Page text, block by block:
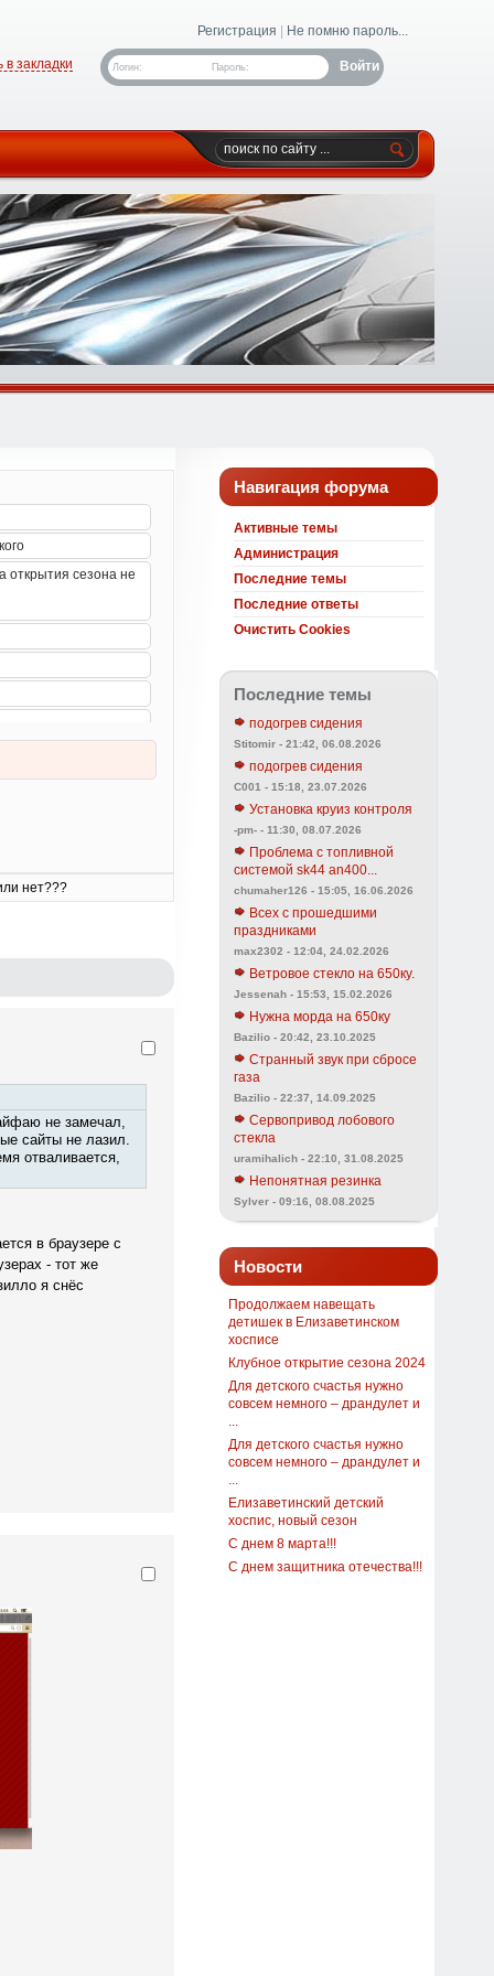
Регистрация Не помню пароль...
Логин: Пароль:
в закладки
нет???
не замечал,
сайты не лазил.
отваливается,
в браузере с
- тот же
я снёс
Навигация форума
Активные темы
Администрация
Последние темы
Последние ответы
Очистить Cookies
Последние темы
подогрев сидения
Stitomir - 21:42, 06.08.2026
подогрев сидения
C001 - 15:18, 23.07.2026
Установка круиз контроля
-pm- - 11:30, 08.07.2026
Проблема с топливной
системой sk44 an400...
chumaher126 - 15:05, 16.06.2026
Всех с прошедшими
праздниками
max2302 - 12:04, 24.02.2026
Ветровое стекло на 650ку.
Jessenah - 15:53, 15.02.2026
Нужна морда на 650ку
Bazilio - 20:42, 23.10.2025
Странный звук при сбросе
газа
Bazilio - 22:37, 14.09.2025
Сервопривод лобового
стекла
uramihalich - 22:10, 31.08.2025
Непонятная резинка
Sylver - 09:16, 08.08.2025
Новости
Продолжаем навещать
детишек в Елизаветинском
хосписе
Клубное открытие сезона 2024
Для детского счастья нужно
совсем немного – драндулет и
Для детского счастья нужно
совсем немного – драндулет и
Елизаветинский детский
хоспис, новый сезон
С днем 8 марта!!!
С днем защитника отечества!!!